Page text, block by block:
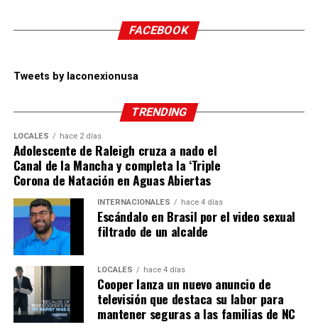
FACEBOOK
Tweets by laconexionusa
TRENDING
LOCALES hace 2 días
Adolescente de Raleigh cruza a nado el
Canal de la Mancha y completa la ‘Triple
Corona de Natación en Aguas Abiertas
INTERNACIONALES hace 4 días
Escándalo en Brasil por el video sexual
filtrado de un alcalde
LOCALES hace 4 días
Cooper lanza un nuevo anuncio de
televisión que destaca su labor para
mantener seguras a las familias de NC